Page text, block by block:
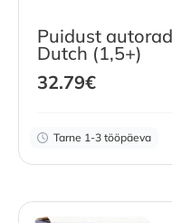
Puidust
Dutch (1,5+)
32.79€
Tarne 1-3 tööpäeva